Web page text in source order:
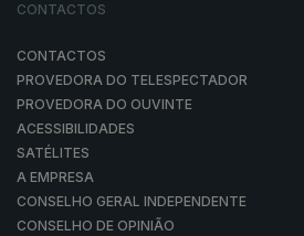
CONTACTOS
CONTACTOS
PROVEDORA DO TELESPECTADOR
PROVEDORA DO OUVINTE
ACESSIBILIDADES
SATÉLITES
A EMPRESA
CONSELHO GERAL INDEPENDENTE
CONSELHO DE OPINIÃO